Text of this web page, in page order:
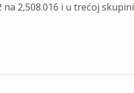
2,508.016 i u trećoj